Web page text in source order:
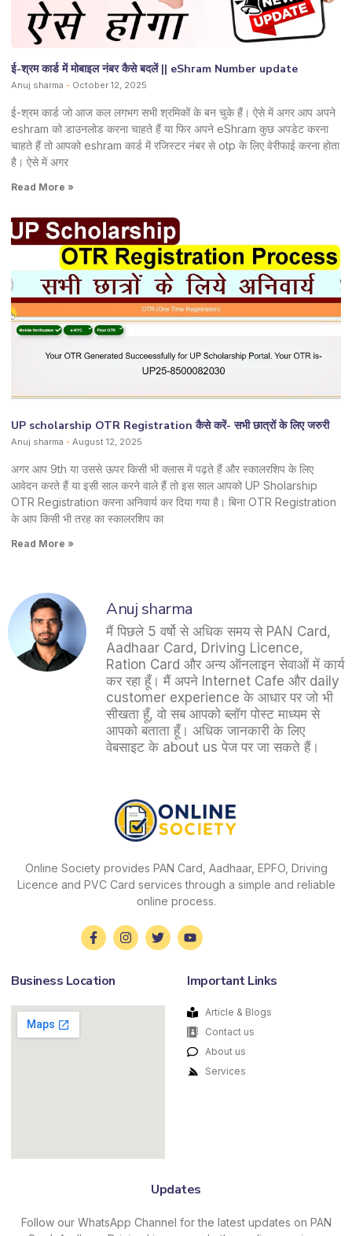
ई-श्रम कार्ड में मोबाइल नंबर कैसे बदलें || eShram Number update
Anuj sharma October 12, 2025
ई-श्रम कार्ड जो आज कल लगभग सभी श्रमिकों के बन चुके हैं। ऐसे में अगर आप अपने
eshram को डाउनलोड करना चाहते हैं या फिर अपने eShram कुछ अपडेट करना
चाहते हैं तो आपको eshram कार्ड में रजिस्टर नंबर से otp के लिए वेरीफाई करना होता
है। ऐसे में अगर
Read More »
UP scholarship OTR Registration कैसे करें- सभी छात्रों के लिए जरुरी
Anuj sharma August 12, 2025
अगर आप 9th या उससे ऊपर किसी भी क्लास में पढ़ते हैं और स्कालरशिप के लिए
आवेदन करते हैं या इसी साल करने वाले हैं तो इस साल आपको UP Sholarship
OTR Registration करना अनिवार्य कर दिया गया है। बिना OTR Registration
के आप किसी भी तरह का स्कालरशिप का
Read More »
Anuj sharma
मैं पिछले 5 वर्षो से अधिक समय से PAN Card,
Aadhaar Card, Driving Licence,
Ration Card और अन्य ऑनलाइन सेवाओं में कार्य
कर रहा हूँ। मैं अपने Internet Cafe और daily
customer experience के आधार पर जो भी
सीखता हूँ, वो सब आपको ब्लॉग पोस्ट माध्यम से
आपको बताता हूँ। अधिक जानकारी के लिए
वेबसाइट के about us पेज पर जा सकते हैं।
Online Society provides PAN Card, Aadhaar, EPFO, Driving
Licence and PVC Card services through a simple and reliable
online process.
Business Location Important Links
Article & Blogs
Contact us
About us
Services
Updates
Follow our WhatsApp Channel for the latest updates on PAN